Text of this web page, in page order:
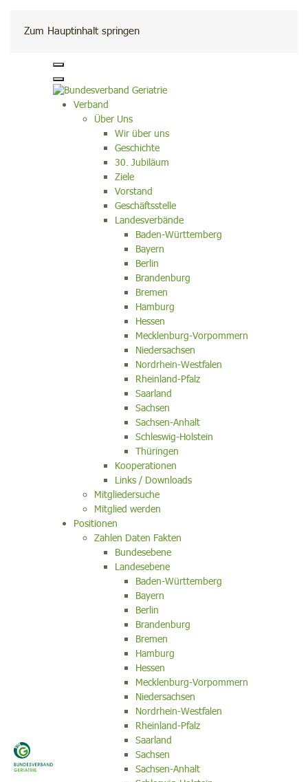
Zum Hauptinhalt springen
Kontakt
Verband
Über Uns
Wir über uns
Geschichte
30. Jubiläum
Ziele
Vorstand
Geschäftsstelle
Landesverbände
Baden-Württemberg
Bayern
Berlin
Brandenburg
Bremen
Hamburg
Hessen
Mecklenburg-Vorpommern
Niedersachsen
Nordrhein-Westfalen
Rheinland-Pfalz
Saarland
Sachsen
Sachsen-Anhalt
Schleswig-Holstein
Thüringen
Kooperationen
Links / Downloads
Mitgliedersuche
Mitglied werden
Positionen
Zahlen Daten Fakten
Bundesebene
Landesebene
Baden-Württemberg
Bayern
Berlin
Brandenburg
Bremen
Hamburg
Hessen
Mecklenburg-Vorpommern
Niedersachsen
Nordrhein-Westfalen
Rheinland-Pfalz
Saarland
Sachsen
Sachsen-Anhalt